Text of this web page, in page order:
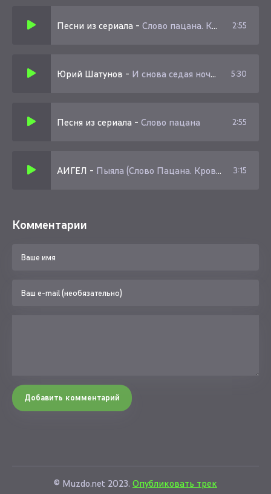
Песни из сериала - Слово пацана. Кровь на асфальте (Альбом) 2:55
Юрий Шатунов - И снова седая ночь (OST Слово пацана. Кровь на асфальте) 5:30
Песня из сериала - Слово пацана 2:55
АИГЕЛ - Пыяла (Слово Пацана. Кровь на асфальте 2023) 3:15
Комментарии
Добавить комментарий
© Muzdo.net 2023. Опубликовать трек